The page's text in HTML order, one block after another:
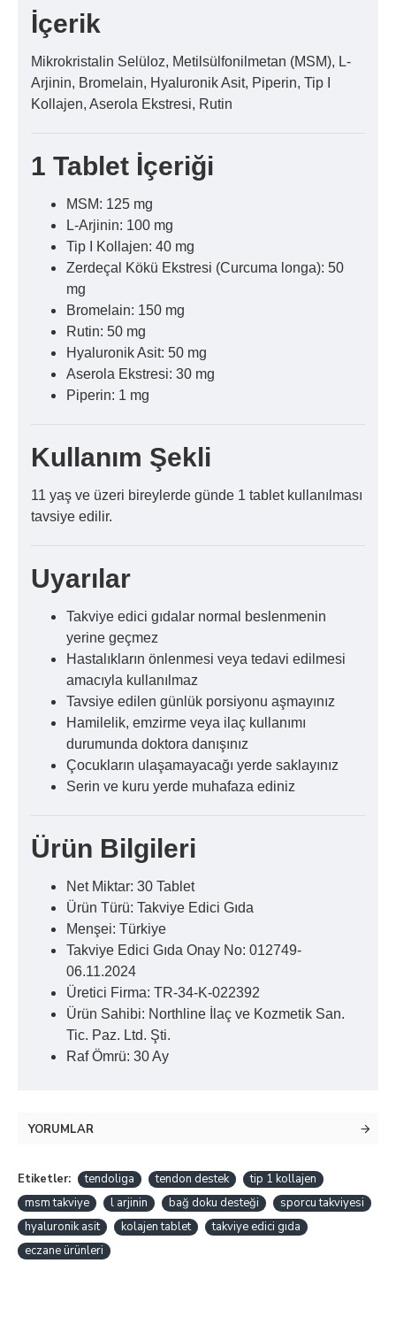
İçerik
Mikrokristalin Selüloz, Metilsülfonilmetan (MSM), L-
Arjinin, Bromelain, Hyaluronik Asit, Piperin, Tip I
Kollajen, Aserola Ekstresi, Rutin
1 Tablet İçeriği
MSM: 125 mg
L-Arjinin: 100 mg
Tip I Kollajen: 40 mg
Zerdeçal Kökü Ekstresi (Curcuma longa): 50
mg
Bromelain: 150 mg
Rutin: 50 mg
Hyaluronik Asit: 50 mg
Aserola Ekstresi: 30 mg
Piperin: 1 mg
Kullanım Şekli
11 yaş ve üzeri bireylerde günde 1 tablet kullanılması
tavsiye edilir.
Uyarılar
Takviye edici gıdalar normal beslenmenin
yerine geçmez
Hastalıkların önlenmesi veya tedavi edilmesi
amacıyla kullanılmaz
Tavsiye edilen günlük porsiyonu aşmayınız
Hamilelik, emzirme veya ilaç kullanımı
durumunda doktora danışınız
Çocukların ulaşamayacağı yerde saklayınız
Serin ve kuru yerde muhafaza ediniz
Ürün Bilgileri
Net Miktar: 30 Tablet
Ürün Türü: Takviye Edici Gıda
Menşei: Türkiye
Takviye Edici Gıda Onay No: 012749-
06.11.2024
Üretici Firma: TR-34-K-022392
Ürün Sahibi: Northline İlaç ve Kozmetik San.
Tic. Paz. Ltd. Şti.
Raf Ömrü: 30 Ay
YORUMLAR
Etiketler: tendoliga tendon destek
tip 1 kollajen
msm takviye
l arjinin bağ doku desteği
sporcu takviyesi
hyaluronik asit
kolajen tablet
takviye edici gıda
eczane ürünleri